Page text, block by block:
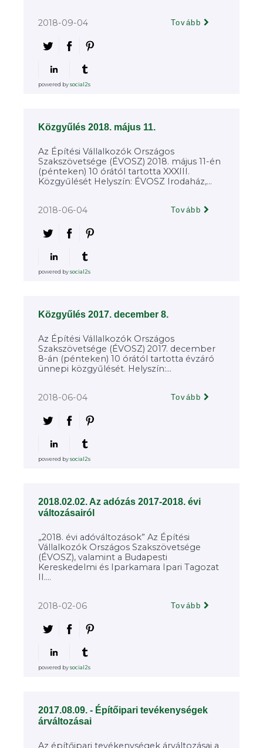
2018-09-04 Tovább
powered bysocial2s
Közgyűlés 2018. május 11.
Az Építési Vállalkozók Országos
Szakszövetsége (ÉVOSZ) 2018. május 11-én
(pénteken) 10 órától tartotta XXXIII.
Közgyűlését Helyszín: ÉVOSZ Irodaház,...
2018-06-04 Tovább
powered bysocial2s
Közgyűlés 2017. december 8.
Az Építési Vállalkozók Országos
Szakszövetsége (ÉVOSZ) 2017. december
8-án (pénteken) 10 órától tartotta évzáró
ünnepi közgyűlését. Helyszín:...
2018-06-04 Tovább
powered bysocial2s
2018.02.02. Az adózás 2017-2018. évi
változásairól
„2018. évi adóváltozások” Az Építési
Vállalkozók Országos Szakszövetsége
(ÉVOSZ), valamint a Budapesti
Kereskedelmi és Iparkamara Ipari Tagozat
II....
2018-02-06 Tovább
powered bysocial2s
2017.08.09. - Építőipari tevékenységek
árváltozásai
Az építőipari tevékenységek árváltozásai a